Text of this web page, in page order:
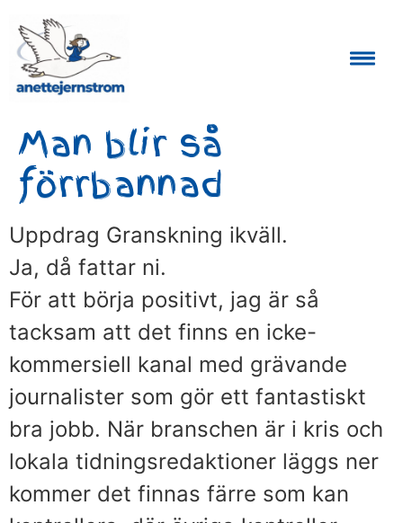
Man blir så
förrbannad
Uppdrag Granskning ikväll.
Ja, då fattar ni.
För att börja positivt, jag är så
tacksam att det finns en icke-
kommersiell kanal med grävande
journalister som gör ett fantastiskt
bra jobb. När branschen är i kris och
lokala tidningsredaktioner läggs ner
kommer det finnas färre som kan